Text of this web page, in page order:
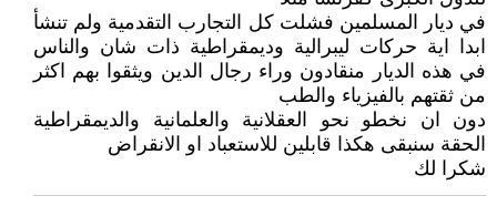
في ديار المسلمين فشلت كل التجارب التقدمية ولم تنشأ
ابدا اية حركات ليبرالية وديمقراطية ذات شان والناس
في هذه الديار منقادون وراء رجال الدين ويثقوا بهم اكثر
من ثقتهم بالفيزياء والطب
دون ان نخطو نحو العقلانية والعلمانية والديمقراطية
الحقة سنبقى هكذا قابلين للاستعباد او الانقراض
شكرا لك